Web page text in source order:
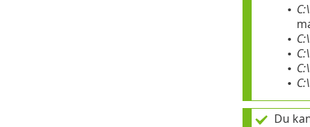
•
•
•
•
•
Du